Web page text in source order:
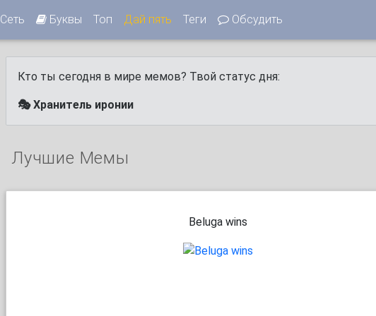
Сеть Буквы Топ Дай пять Теги Обсудить
Кто ты сегодня в мире мемов? Твой статус дня:
🎭 Хранитель иронии
Лучшие Мемы
Beluga wins